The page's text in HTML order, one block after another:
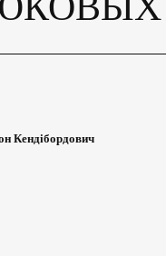
Кендібордович